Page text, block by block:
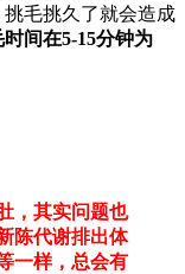
毛挑久了就会造成
时间在5-15分钟为
，其实问题也
陈代谢排出体
一样，总会有